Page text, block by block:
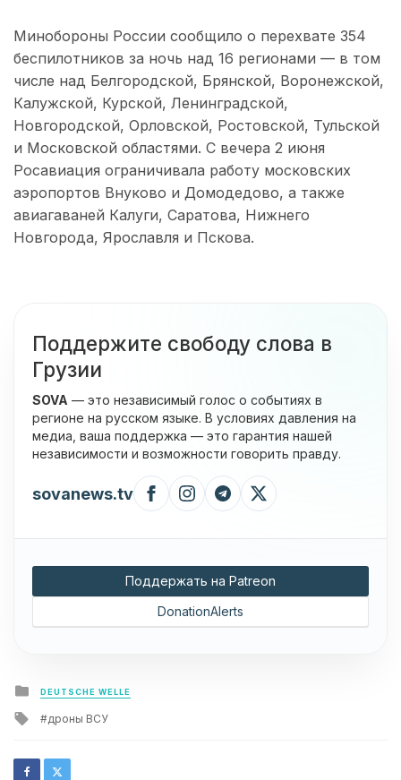
Минобороны России сообщило о перехвате 354
беспилотников за ночь над 16 регионами — в том
числе над Белгородской, Брянской, Воронежской,
Калужской, Курской, Ленинградской,
Новгородской, Орловской, Ростовской, Тульской
и Московской областями. С вечера 2 июня
Росавиация ограничивала работу московских
аэропортов Внуково и Домодедово, а также
авиагаваней Калуги, Саратова, Нижнего
Новгорода, Ярославля и Пскова.
Поддержите свободу слова в
Грузии
SOVA — это независимый голос о событиях в
регионе на русском языке. В условиях давления на
медиа, ваша поддержка — это гарантия нашей
независимости и возможности говорить правду.
sovanews.tv
Поддержать на Patreon
DonationAlerts
Posted
in
DEUTSCHE WELLE
Tagged
with
дроны ВСУ